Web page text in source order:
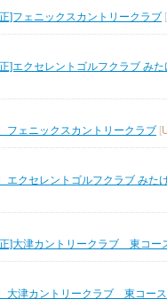
]フェニックスカントリークラブ
]エクセレントゴルフクラブ みた
フェニックスカントリークラブ [
エクセレントゴルフクラブ みた
]大津カントリークラブ 東コー
大津カントリークラブ 東コース